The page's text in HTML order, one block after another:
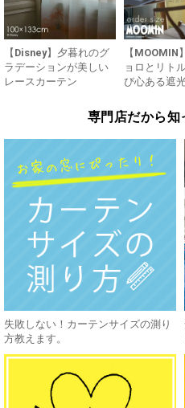
【Disney】夕暮れのグ
ラデーションが美しい
レースカーテン
【MOOMIN
ョロとリト
び心ある遮
専門店だから知
失敗しない！カーテンサイズの測り
方教えます。